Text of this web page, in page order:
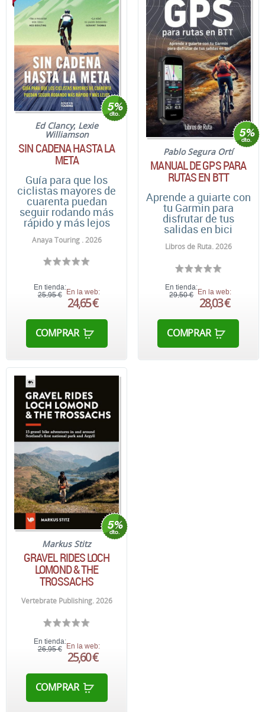
Ed Clancy; Lexie
Williamson
SIN CADENA HASTA LA
META
Guía para que los
ciclistas mayores de
cuarenta puedan
seguir rodando más
rápido y más lejos
Anaya Touring . 2026
En tienda:
25,95 € En la web:
24,65 €
COMPRAR
Pablo Segura Ortí
MANUAL DE GPS PARA
RUTAS EN BTT
Aprende a guiarte con
tu Garmin para
disfrutar de tus
salidas en bici
Libros de Ruta. 2026
En tienda:
29,50 €
En la web:
28,03 €
COMPRAR
Markus Stitz
GRAVEL RIDES LOCH
LOMOND & THE
TROSSACHS
Vertebrate Publishing. 2026
En tienda:
26,95 € En la web:
25,60 €
COMPRAR